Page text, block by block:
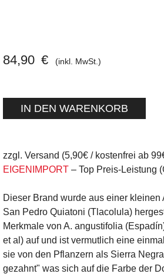
84,90 € (inkl. MwSt.)
zzgl. Versand (5,90€ / kostenfrei ab
EIGENIMPORT– Top Preis-Leistung
Dieser Brand wurde aus einer
San Pedro Quiatoni (Tlacolula)
Merkmale von A. angustifolia
et al) auf und ist vermutlich eine
sie von den Pflanzern als Sierra
gezahnt" was sich auf die Farbe der